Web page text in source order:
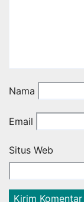
Nama
Email
Situs Web